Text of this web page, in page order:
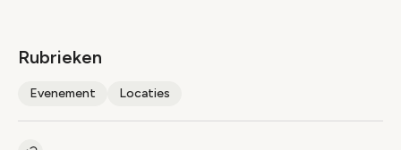
Rubrieken
Evenement Locaties